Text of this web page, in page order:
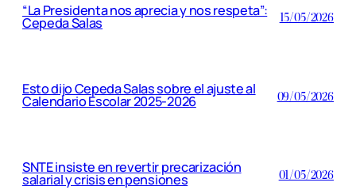
“La Presidenta nos aprecia y nos respeta”:
Cepeda Salas 15/05/2026
Esto dijo Cepeda Salas sobre el ajuste al
Calendario Escolar 2025-2026 09/05/2026
SNTE insiste en revertir precarización
salarial y crisis en pensiones 01/05/2026